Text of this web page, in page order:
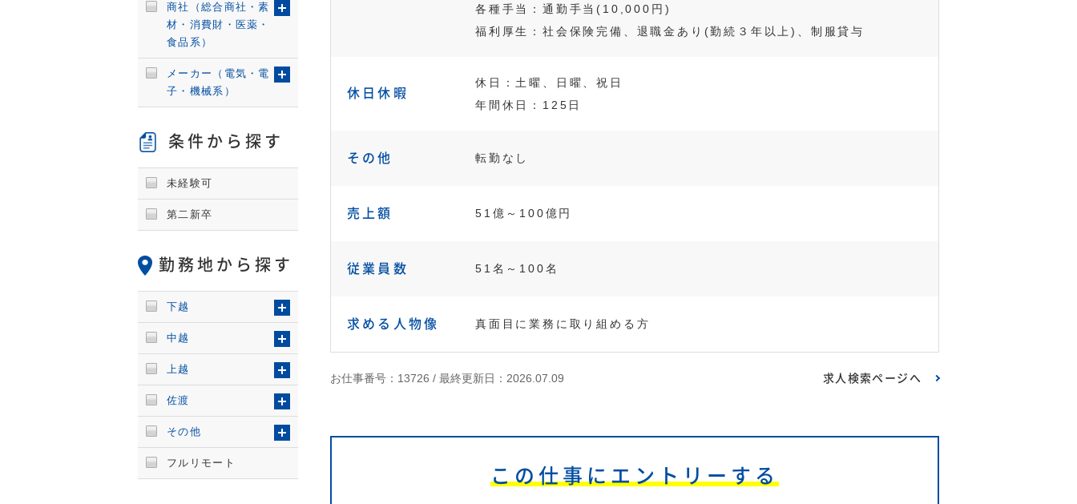
各種手当：通勤手当(10,000円)
福利厚生：社会保険完備、退職金あり(勤続３年以上)、制服貸与
休日休暇
休日：土曜、日曜、祝日
年間休日：125日
その他 転勤なし
売上額 51億～100億円
従業員数 51名～100名
求める人物像 真面目に業務に取り組める方
お仕事番号：13726 / 最終更新日：2026.07.09 求人検索ページへ
この仕事にエントリーする
商社（総合商社・素
材・消費財・医薬・
食品系）
メーカー（電気・電
子・機械系）
条件から探す
未経験可
第二新卒
勤務地から探す
下越
中越
上越
佐渡
その他
フルリモート